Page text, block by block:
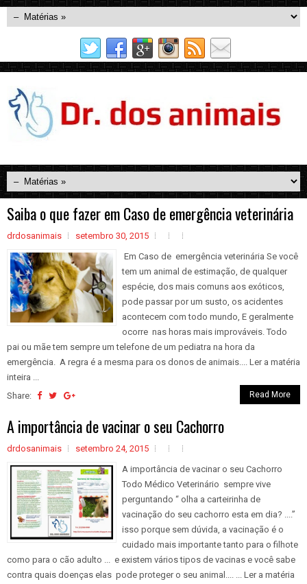
Saiba o que fazer em Caso de emergência veterinária
drdosanimais
setembro 30, 2015
Em Caso de emergência veterinária Se você
tem um animal de estimação, de qualquer
espécie, dos mais comuns aos exóticos,
pode passar por um susto, os acidentes
acontecem com todo mundo, E geralmente
ocorre nas horas mais improváveis. Todo
pai ou mãe tem sempre um telefone de um pediatra na hora da
emergência. A regra é a mesma para os donos de animais.... Ler a matéria
inteira ...
Share:
Read More
A importância de vacinar o seu Cachorro
drdosanimais
setembro 24, 2015
A importância de vacinar o seu Cachorro
Todo Médico Veterinário sempre vive
perguntando “ olha a carteirinha de
vacinação do seu cachorro esta em dia? ....”
isso porque sem dúvida, a vacinação é o
cuidado mais importante tanto para o filhote
como para o cão adulto ... e existem vários tipos de vacinas e você sabe
contra quais doenças elas pode proteger o seu animal.... ... Ler a matéria